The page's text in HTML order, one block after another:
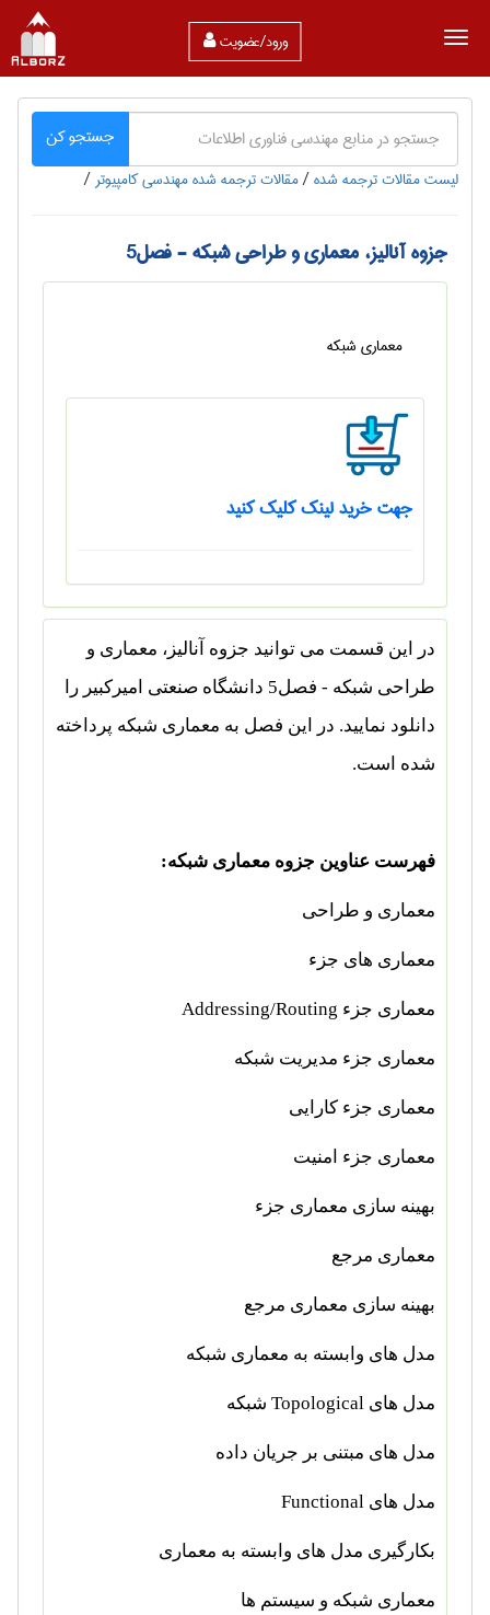
ورود/عضویت
جستجو کن
لیست مقالات ترجمه شده/مقالات ترجمه شده مهندسی كامپيوتر/
جزوه آنالیز، معماری و طراحی شبکه - فصل5
معماري شبكه
جهت خرید لینک کلیک کنید
در این قسمت می توانید جزوه آنالیز، معماری و
طراحی شبکه - فصل5 دانشگاه صنعتی امیرکبیر را
دانلود نمایید. در این فصل به معماری شبکه پرداخته
شده است.
فهرست عناوین جزوه معماری شبکه:
معماری و طراحی
معماری های جزء
معماری جزء Addressing/Routing
معماری جزء مدیریت شبکه
معماری جزء کارایی
معماری جزء امنیت
بهینه سازی معماری جزء
معماری مرجع
بهینه سازی معماری مرجع
مدل های وابسته به معماری شبکه
مدل های Topological شبکه
مدل های مبتنی بر جریان داده
مدل های Functional
بکارگیری مدل های وابسته به معماری
معماری شبکه و سیستم ها